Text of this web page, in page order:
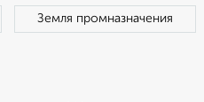
Земля промназначения